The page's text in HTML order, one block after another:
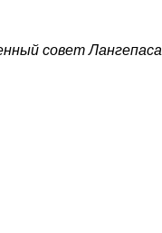
совет Лангепаса